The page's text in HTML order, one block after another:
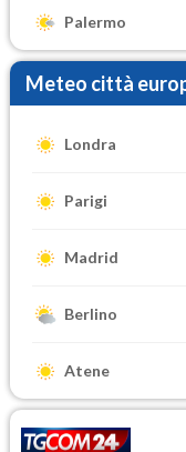
Palermo
Meteo città
Londra
Parigi
Madrid
Berlino
Atene